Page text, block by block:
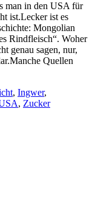
man in den USA für
ist.Lecker ist es
Mongolian
Rindfleisch“. Woher
genau sagen, nur,
Quellen
, Ingwer,
, Zucker